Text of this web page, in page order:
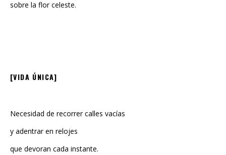
sobre la flor celeste.
[VIDA ÚNICA]
Necesidad de recorrer calles vacías
y adentrar en relojes
que devoran cada instante.